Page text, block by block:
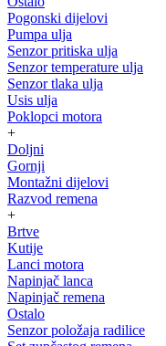
Pogonski dijelovi
Pumpa ulja
Senzor pritiska ulja
Senzor temperature ulja
Senzor tlaka ulja
Usis ulja
Poklopci motora
+
Doljni
Gornji
Montažni dijelovi
Razvod remena
+
Brtve
Kutije
Lanci motora
Napinjač lanca
Napinjač remena
Ostalo
Senzor položaja radilice